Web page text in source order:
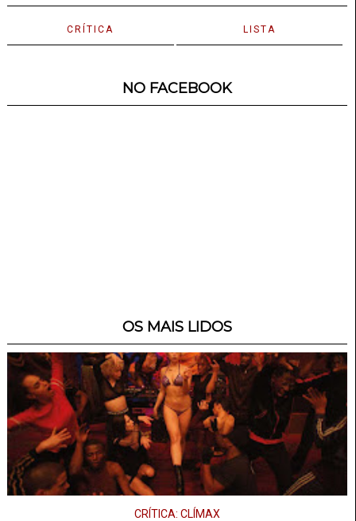
CRÍTICA LISTA
NO FACEBOOK
OS MAIS LIDOS
CRÍTICA: CLÍMAX